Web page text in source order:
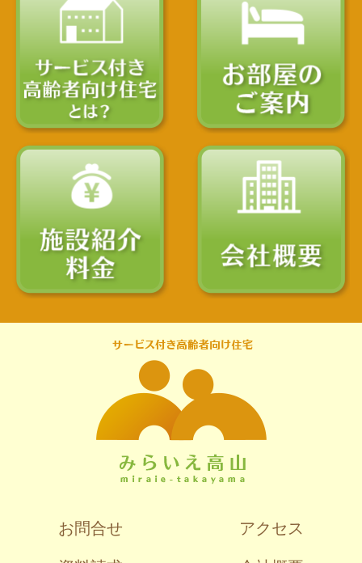
お問合せ
アクセス